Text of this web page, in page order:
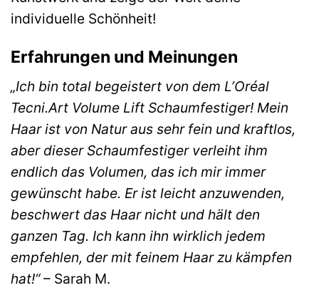
individuelle Schönheit!
Erfahrungen und Meinungen
„Ich bin total begeistert von dem L’Oréal
Tecni.Art Volume Lift Schaumfestiger! Mein
Haar ist von Natur aus sehr fein und kraftlos,
aber dieser Schaumfestiger verleiht ihm
endlich das Volumen, das ich mir immer
gewünscht habe. Er ist leicht anzuwenden,
beschwert das Haar nicht und hält den
ganzen Tag. Ich kann ihn wirklich jedem
empfehlen, der mit feinem Haar zu kämpfen
hat!“– Sarah M.